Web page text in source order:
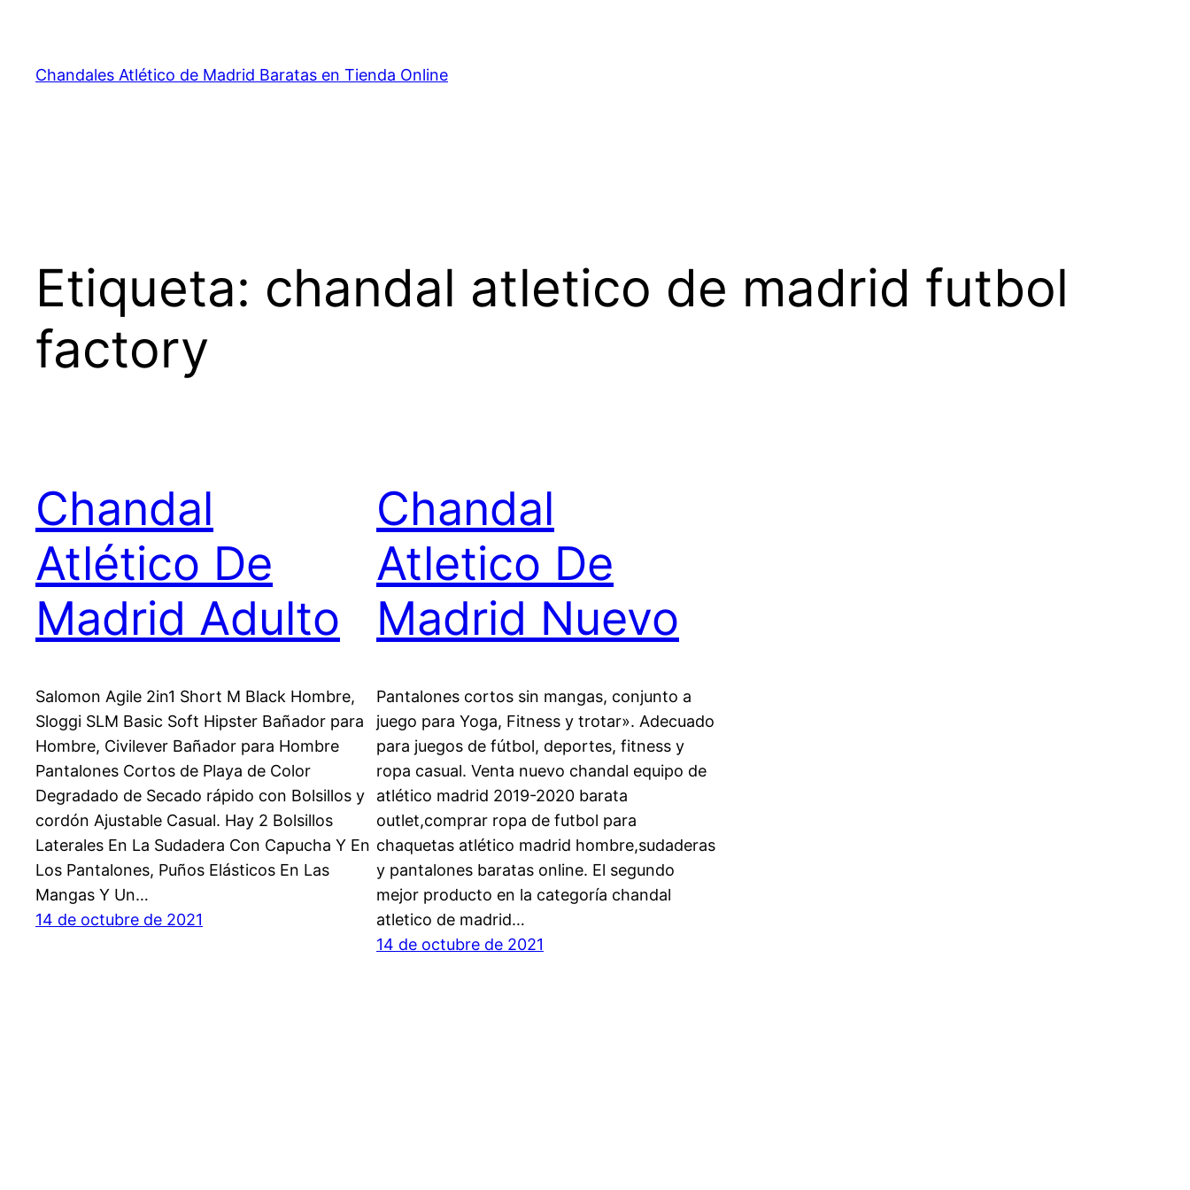
contenido
Chandales Atlético de Madrid Baratas en Tienda Online
Etiqueta: chandal atletico de madrid futbol
factory
Chandal
Atlético De
Madrid Adulto
Salomon Agile 2in1 Short M Black Hombre,
Sloggi SLM Basic Soft Hipster Bañador para
Hombre, Civilever Bañador para Hombre
Pantalones Cortos de Playa de Color
Degradado de Secado rápido con Bolsillos y
cordón Ajustable Casual. Hay 2 Bolsillos
Laterales En La Sudadera Con Capucha Y En
Los Pantalones, Puños Elásticos En Las
Mangas Y Un…
14 de octubre de 2021
Chandal
Atletico De
Madrid Nuevo
Pantalones cortos sin mangas, conjunto a
juego para Yoga, Fitness y trotar». Adecuado
para juegos de fútbol, deportes, fitness y
ropa casual. Venta nuevo chandal equipo de
atlético madrid 2019-2020 barata
outlet,comprar ropa de futbol para
chaquetas atlético madrid hombre,sudaderas
y pantalones baratas online. El segundo
mejor producto en la categoría chandal
atletico de madrid…
14 de octubre de 2021